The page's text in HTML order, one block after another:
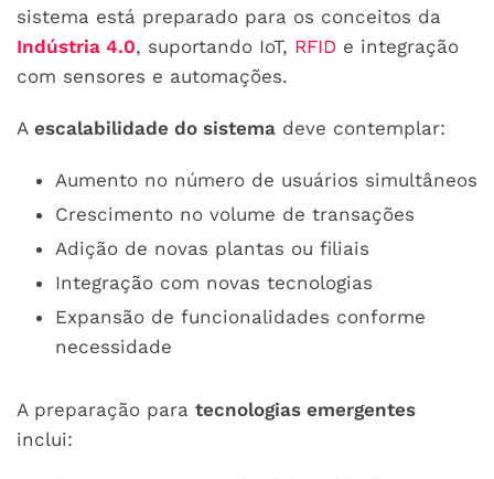
sistema está preparado para os conceitos da
Indústria 4.0, suportando IoT, RFID e integração
com sensores e automações.
A escalabilidade do sistema deve contemplar:
Aumento no número de usuários simultâneos
Crescimento no volume de transações
Adição de novas plantas ou filiais
Integração com novas tecnologias
Expansão de funcionalidades conforme
necessidade
A preparação para tecnologias emergentes
inclui: